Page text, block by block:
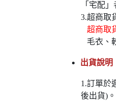
「宅配
3.超商取
超商取
毛衣、
出貨說明
1.訂單於
後出貨)。